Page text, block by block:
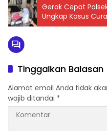
Gerak Cepat
Ungkap Kasus
Pelaku Dibekuk,
Tinggalkan Balasan
Alamat email Anda tidak
wajib ditandai *